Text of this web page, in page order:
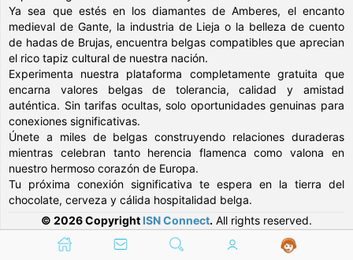
Ya sea que estés en los diamantes de Amberes, el encanto
medieval de Gante, la industria de Lieja o la belleza de cuento
de hadas de Brujas, encuentra belgas compatibles que aprecian
el rico tapiz cultural de nuestra nación.
Experimenta nuestra plataforma completamente gratuita que
encarna valores belgas de tolerancia, calidad y amistad
auténtica. Sin tarifas ocultas, solo oportunidades genuinas para
conexiones significativas.
Únete a miles de belgas construyendo relaciones duraderas
mientras celebran tanto herencia flamenca como valona en
nuestro hermoso corazón de Europa.
Tu próxima conexión significativa te espera en la tierra del
chocolate, cerveza y cálida hospitalidad belga.
© 2026 Copyright ISN Connect. All rights reserved.